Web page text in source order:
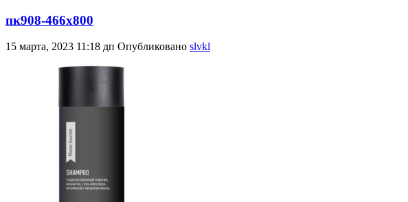
пк908-466х800
15 марта, 2023 11:18 дп Опубликовано slvkl